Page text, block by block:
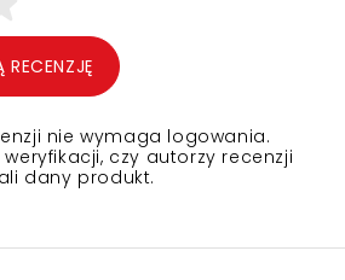
nie wymaga logowania.
czy autorzy recenzji
dany produkt.